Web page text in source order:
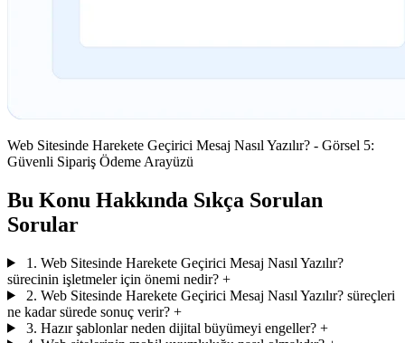
Web Sitesinde Harekete Geçirici Mesaj Nasıl Yazılır? - Görsel 5:
Güvenli Sipariş Ödeme Arayüzü
Bu Konu Hakkında Sıkça Sorulan
Sorular
1. Web Sitesinde Harekete Geçirici Mesaj Nasıl Yazılır?
sürecinin işletmeler için önemi nedir? +
2. Web Sitesinde Harekete Geçirici Mesaj Nasıl Yazılır? süreçleri
ne kadar sürede sonuç verir? +
3. Hazır şablonlar neden dijital büyümeyi engeller? +